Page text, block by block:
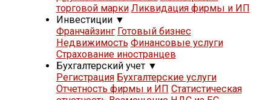
торговой марки Ликвидация фирмы и ИП
Инвестиции ▼
Франчайзинг Готовый бизнес
Недвижимость Финансовые услуги
Страхование иностранцев
Бухгалтерский учет ▼
Регистрация Бухгалтерские услуги
Отчетность фирмы и ИП Статистическая